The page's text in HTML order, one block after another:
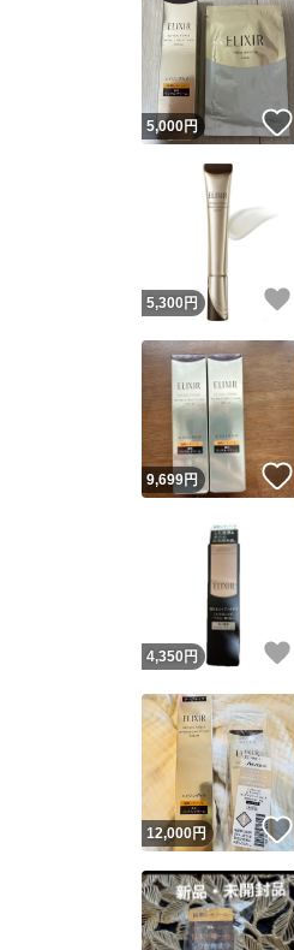
5,000円
5,300 円
9,699円
4,350 円
12,000円